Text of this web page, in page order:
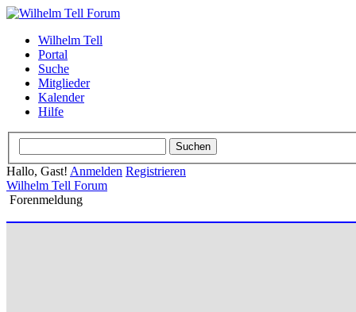
Wilhelm Tell
Portal
Suche
Mitglieder
Kalender
Hilfe
Hallo, Gast! Anmelden Registrieren
Wilhelm Tell Forum
Forenmeldung